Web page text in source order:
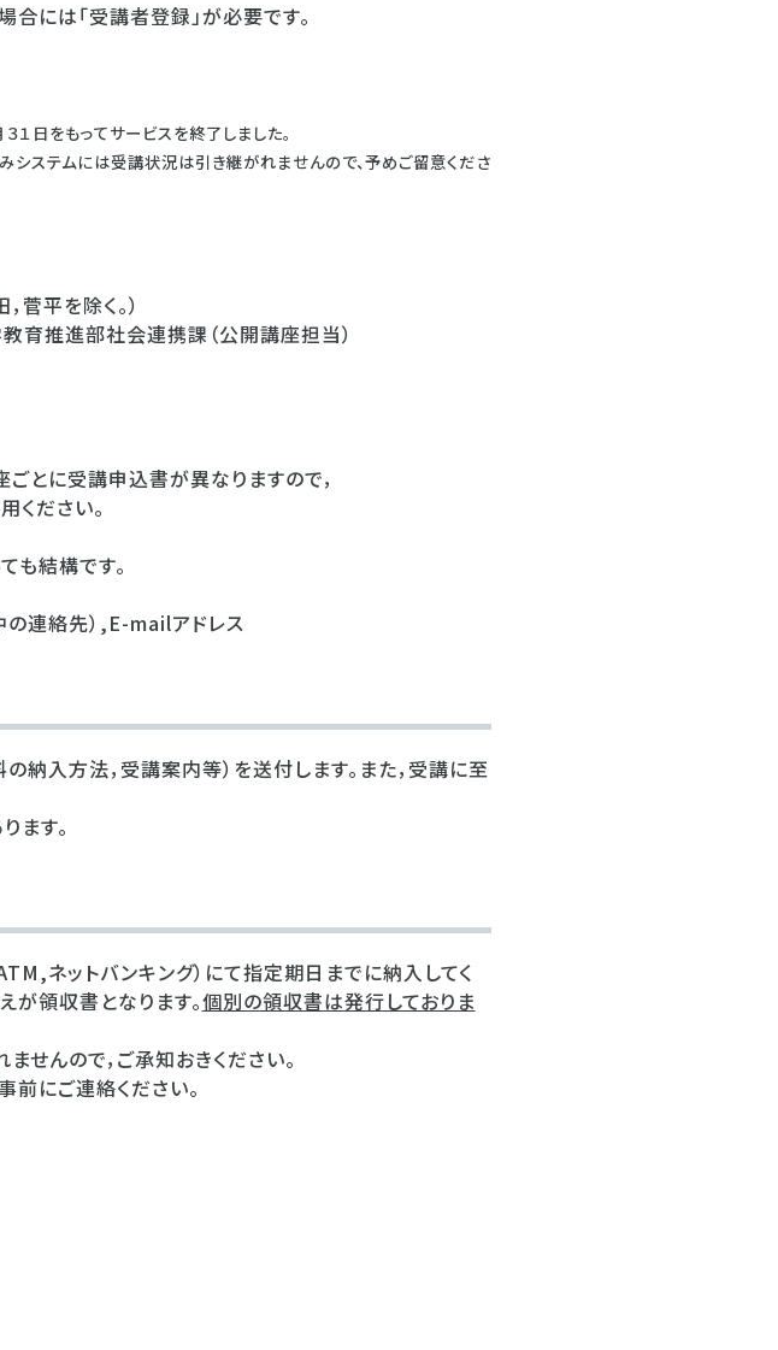
には「受講者登録」が必要です。
３１日をもってサービスを終了しました。
ステムには受講状況は引き継がれませんので、予めご留意くださ
平を除く。）
推進部社会連携課（公開講座担当）
とに受講申込書が異なりますので，
ださい。
結構です。
の連絡先）,E-mailアドレス
入方法，受講案内等）を送付します。また，受講に至
ます。
ネットバンキング）にて指定期日までに納入してく
が領収書となります。個別の領収書は発行しておりま
んので，ご承知おきください。
前にご連絡ください。